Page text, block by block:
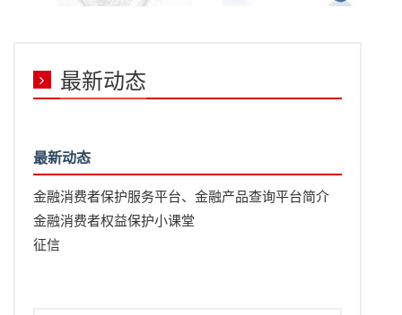
最新动态
最新动态
金融消费者保护服务平台、金融产品查询平台简介
金融消费者权益保护小课堂
征信